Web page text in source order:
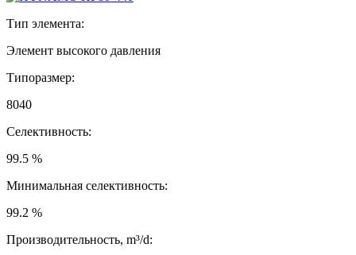
Тип элемента:
Элемент высокого давления
Типоразмер:
8040
Селективность:
99.5 %
Минимальная селективность:
99.2 %
Производительность, m³/d: